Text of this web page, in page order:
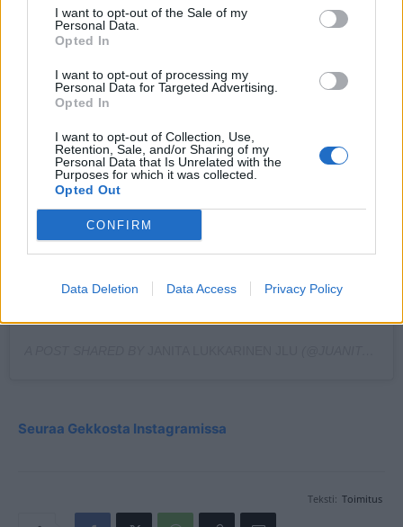
I want to opt-out of the Sale of my
Personal Data.
Opted In
I want to opt-out of processing my
Personal Data for Targeted Advertising.
Opted In
I want to opt-out of Collection, Use,
Retention, Sale, and/or Sharing of my
Personal Data that Is Unrelated with the
Purposes for which it was collected.
Opted Out
CONFIRM
Data Deletion Data Access Privacy Policy
KERTOIS SUSTA NYT SÄ SAIT SEN VOITSÄ TULLA
PARANTAA JA LUPASIN SULLE ET TÄST TULEE PARAS
KESÄ KOSKAAN . KUN OOT SAANU TARPEEKS
SEKOILUSTA MUL ON OVI AUKI MÄ EN OO KOSKAAN YLI
PALELTAA TUU MUN PEITON ALLE UUDESTAAN SIT KUN
PYSYT PAIKOILLAAN TÄÄL ON KAIKKI ENNALLAAN MUL
ON OVI AUKI MÄ EN OO KOSKAAN YLI SUSTA. .
JOUTSENENI, ME VIELÄ TAVATAAN. 🦢❤️ . NYT PÄÄSEN
SIELLÄ JO ODOTTAA ❤️ JANELLE JULIA ISADORA ❤️
Seuraa Gekkosta Instagramissa
Teksti: Toimitus